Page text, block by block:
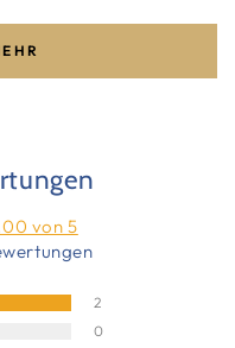
von 5
2
0